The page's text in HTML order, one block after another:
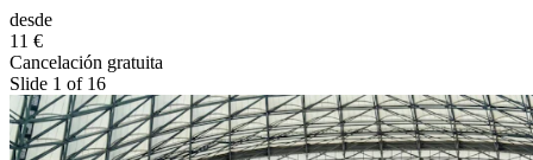
desde
11 €
Cancelación gratuita
Slide 1 of 16